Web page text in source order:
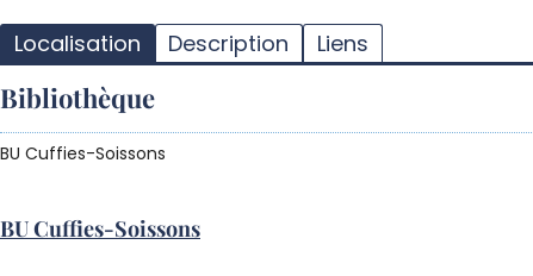
Localisation Description Liens
Bibliothèque
BU Cuffies-Soissons
BU Cuffies-Soissons